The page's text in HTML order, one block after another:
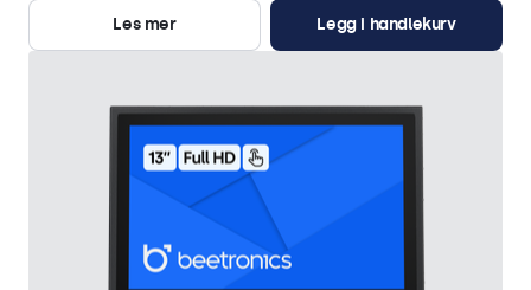
Les mer
Legg i handlekurv